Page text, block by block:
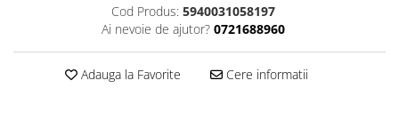
Cod Produs: 5940031058197
Ai nevoie de ajutor? 0721688960
Adauga la Favorite Cere informatii